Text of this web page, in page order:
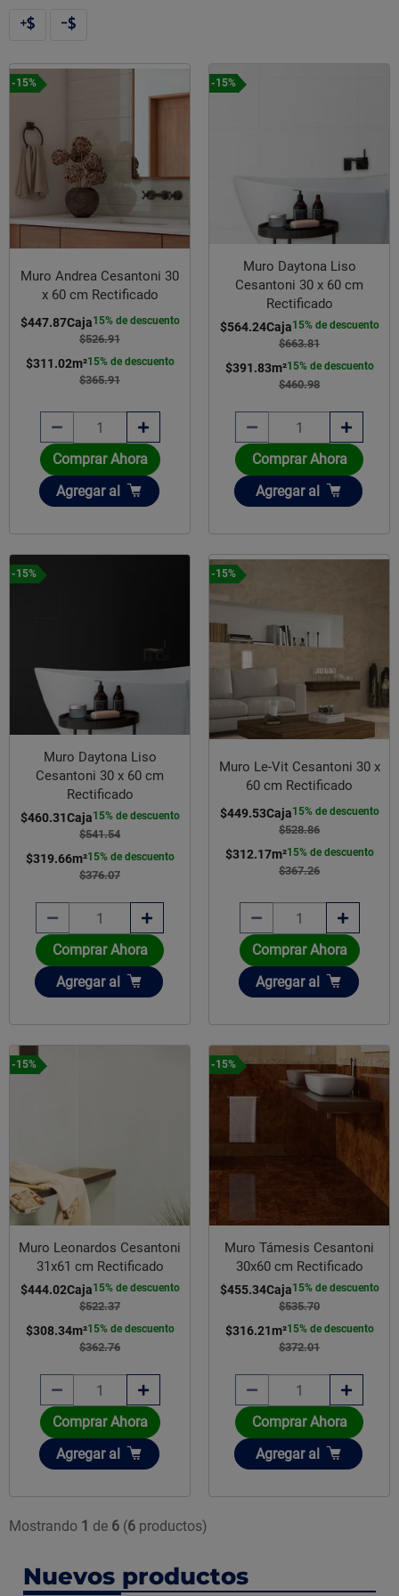
-15%
Muro Andrea Cesantoni 30
x 60 cm Rectificado
$526.91
$447.87Caja15% de descuento
$365.91
$311.02m²15% de descuento
Comprar Ahora
Añadir
Agregar al
-15%
Muro Daytona Liso
Cesantoni 30 x 60 cm
Rectificado
$663.81
$564.24Caja15% de descuento
$460.98
$391.83m²15% de descuento
Comprar Ahora
Añadir
Agregar al
-15%
Muro Daytona Liso
Cesantoni 30 x 60 cm
Rectificado
$541.54
$460.31Caja15% de descuento
$376.07
$319.66m²15% de descuento
Comprar Ahora
Añadir
Agregar al
-15%
Muro Le-Vit Cesantoni 30 x
60 cm Rectificado
$528.86
$449.53Caja15% de descuento
$367.26
$312.17m²15% de descuento
Comprar Ahora
Añadir
Agregar al
-15%
Muro Leonardos Cesantoni
31x61 cm Rectificado
$522.37
$444.02Caja15% de descuento
$362.76
$308.34m²15% de descuento
Comprar Ahora
Añadir
Agregar al
-15%
Muro Támesis Cesantoni
30x60 cm Rectificado
$535.70
$455.34Caja15% de descuento
$372.01
$316.21m²15% de descuento
Comprar Ahora
Añadir
Agregar al
Mostrando 1 de 6 (6 productos)
Nuevos productos